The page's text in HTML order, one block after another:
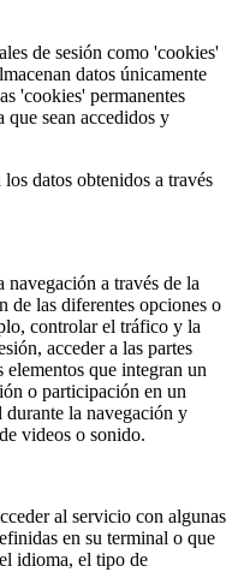
de sesión como 'cookies'
datos únicamente
'cookies' permanentes
que sean accedidos y
datos obtenidos a través
navegación a través de la
las diferentes opciones o
controlar el tráfico y la
acceder a las partes
que integran un
o participación en un
durante la navegación y
videos o sonido.
al servicio con algunas
en su terminal o que
idioma, el tipo de